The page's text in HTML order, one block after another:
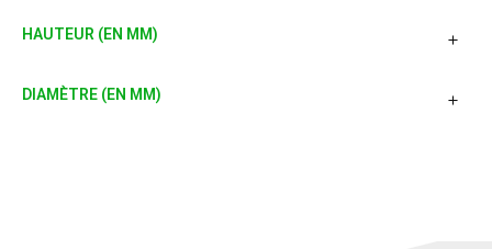
HAUTEUR (EN MM)
DIAMÈTRE (EN MM)